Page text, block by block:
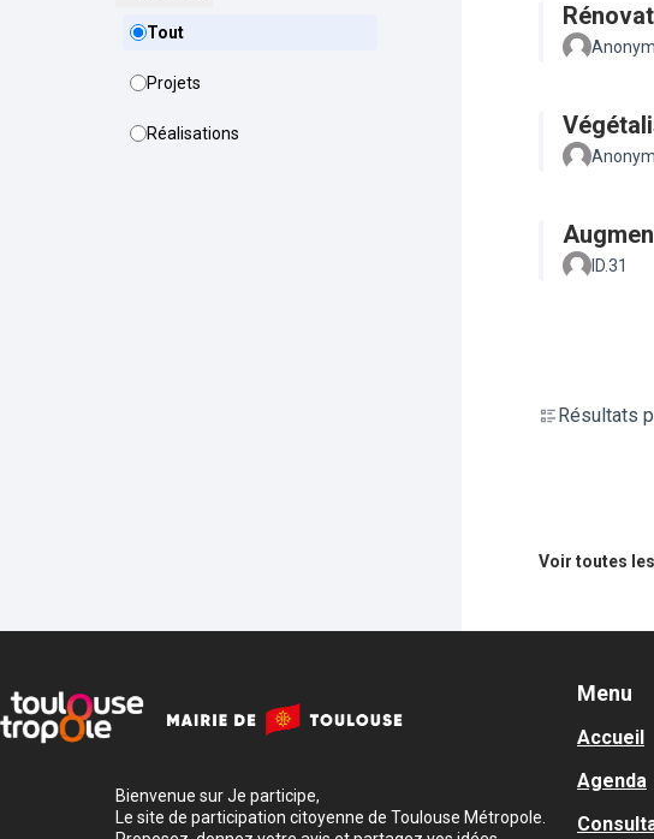
Tout
Projets
Réalisations
ID.31
Résultats
Voir toutes
Bienvenue sur Je participe,
Le site de participation citoyenne de Toulouse Métropole.
Menu
Accueil
Agenda